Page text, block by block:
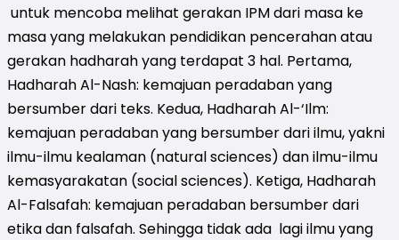
untuk mencoba melihat gerakan IPM dari masa ke
masa yang melakukan pendidikan pencerahan atau
gerakan hadharah yang terdapat 3 hal. Pertama,
Hadharah Al-Nash: kemajuan peradaban yang
bersumber dari teks. Kedua, Hadharah Al-‘Ilm:
kemajuan peradaban yang bersumber dari ilmu, yakni
ilmu-ilmu kealaman (natural sciences) dan ilmu-ilmu
kemasyarakatan (social sciences). Ketiga, Hadharah
Al-Falsafah: kemajuan peradaban bersumber dari
etika dan falsafah. Sehingga tidak ada lagi ilmu yang